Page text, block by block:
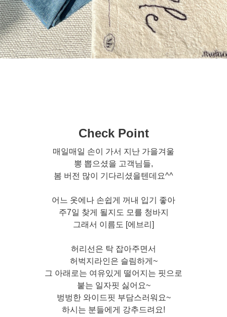
Check Point
매일매일 손이 가서 지난 가을겨울
뽕 뽑으셨을 고객님들,
봄 버전 많이 기다리셨을텐데요^^
어느 옷에나 손쉽게 꺼내 입기 좋아
주7일 찾게 될지도 모를 청바지
그래서 이름도 [에브리]
허리선은 탁 잡아주면서
허벅지라인은 슬림하게~
그 아래로는 여유있게 떨어지는 핏으로
붙는 일자핏 싫어요~
벙벙한 와이드핏 부담스러워요~
하시는 분들에게 강추드려요!